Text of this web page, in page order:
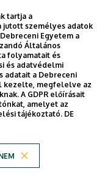
tartja a
személyes adatok
Egyetem a
Általános
folyamatait és
és adatvédelmi
adatait a Debreceni
kezelte, megfelelve az
A GDPR előírásait
amelyet az
tájékoztató. DE